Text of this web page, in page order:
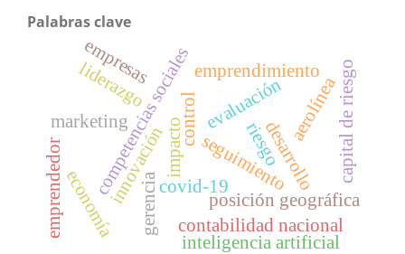
Palabras clave
control evaluación
seguimiento
competencias sociales
innovación posición geográfica
desarrollo
contabilidad nacional
marketing aerolínea
covid-19
economía
impacto riesgo
emprendimiento
liderazgo capital de riesgo
emprendedor gerencia
inteligencia artificial
empresas